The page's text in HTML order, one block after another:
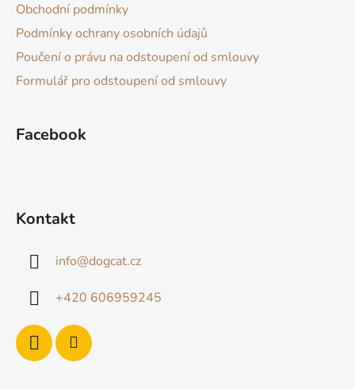
Obchodní podmínky
Podmínky ochrany osobních údajů
Poučení o právu na odstoupení od smlouvy
Formulář pro odstoupení od smlouvy
Facebook
Kontakt
info@dogcat.cz
+420 606959245